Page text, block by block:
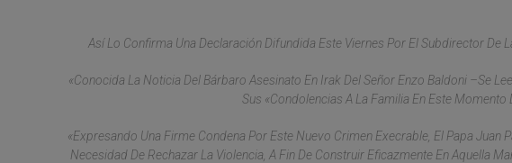
Así Lo Confirma Una Declaración Difundida Este Viernes Por El Subdirector De
«Conocida La Noticia Del Bárbaro Asesinato En Irak Del Señor Enzo Baldoni –se
Sus «condolencias A La Familia En Este Momento
«Expresando Una Firme Condena Por Este Nuevo Crimen Execrable, El Papa Juan
Necesidad De Rechazar La Violencia, A Fin De Construir Eficazmente En Aquella